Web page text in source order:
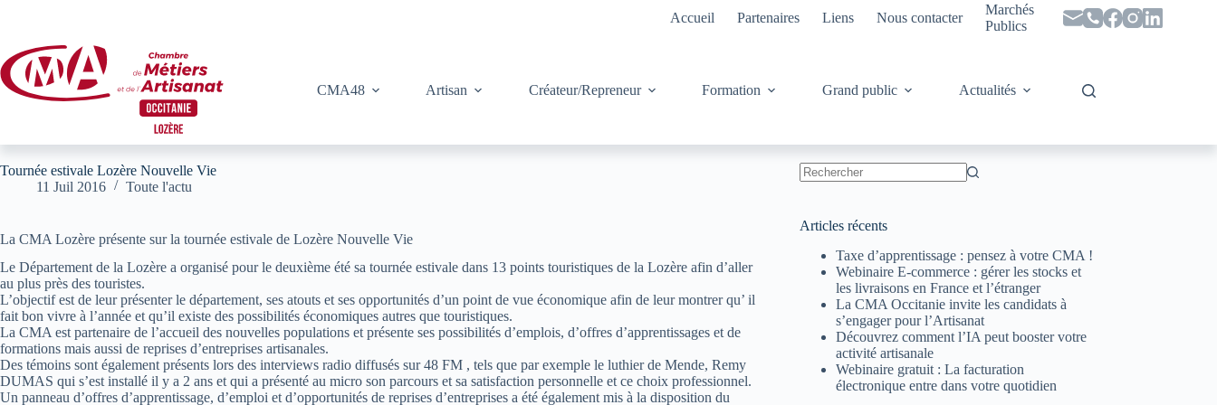
Accueil Partenaires Liens Nous contacter
Marchés
Publics
CMA48 Artisan Créateur/Repreneur Formation Grand public Actualités
Tournée estivale Lozère Nouvelle Vie
11 Juil 2016
Toute l'actu
La CMA Lozère présente sur la tournée estivale de Lozère Nouvelle Vie
Le Département de la Lozère a organisé pour le deuxième été sa tournée estivale dans 13 points touristiques de la Lozère afin d’aller
au plus près des touristes.
L’objectif est de leur présenter le département, ses atouts et ses opportunités d’un point de vue économique afin de leur montrer qu’ il
fait bon vivre à l’année et qu’il existe des possibilités économiques autres que touristiques.
La CMA est partenaire de l’accueil des nouvelles populations et présente ses possibilités d’emplois, d’offres d’apprentissages et de
formations mais aussi de reprises d’entreprises artisanales.
Des témoins sont également présents lors des interviews radio diffusés sur 48 FM , tels que par exemple le luthier de Mende, Remy
DUMAS qui s’est installé il y a 2 ans et qui a présenté au micro son parcours et sa satisfaction personnelle et ce choix professionnel.
Un panneau d’offres d’apprentissage, d’emploi et d’opportunités de reprises d’entreprises a été également mis à la disposition du
Articles récents
Taxe d’apprentissage : pensez à votre CMA !
Webinaire E-commerce : gérer les stocks et
les livraisons en France et l’étranger
La CMA Occitanie invite les candidats à
s’engager pour l’Artisanat
Découvrez comment l’IA peut booster votre
activité artisanale
Webinaire gratuit : La facturation
électronique entre dans votre quotidien